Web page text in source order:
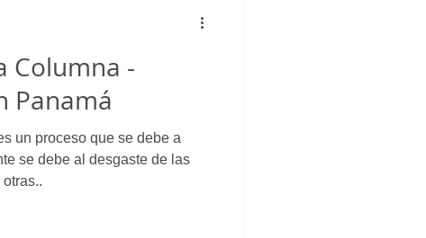
Columna -
Panamá
un proceso que se debe a
se debe al desgaste de las